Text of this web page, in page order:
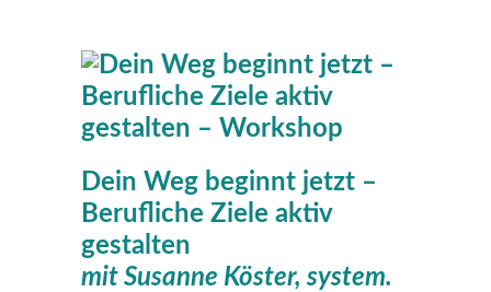
Dein Weg beginnt jetzt –
Berufliche Ziele aktiv
gestalten
mit Susanne Köster, system.